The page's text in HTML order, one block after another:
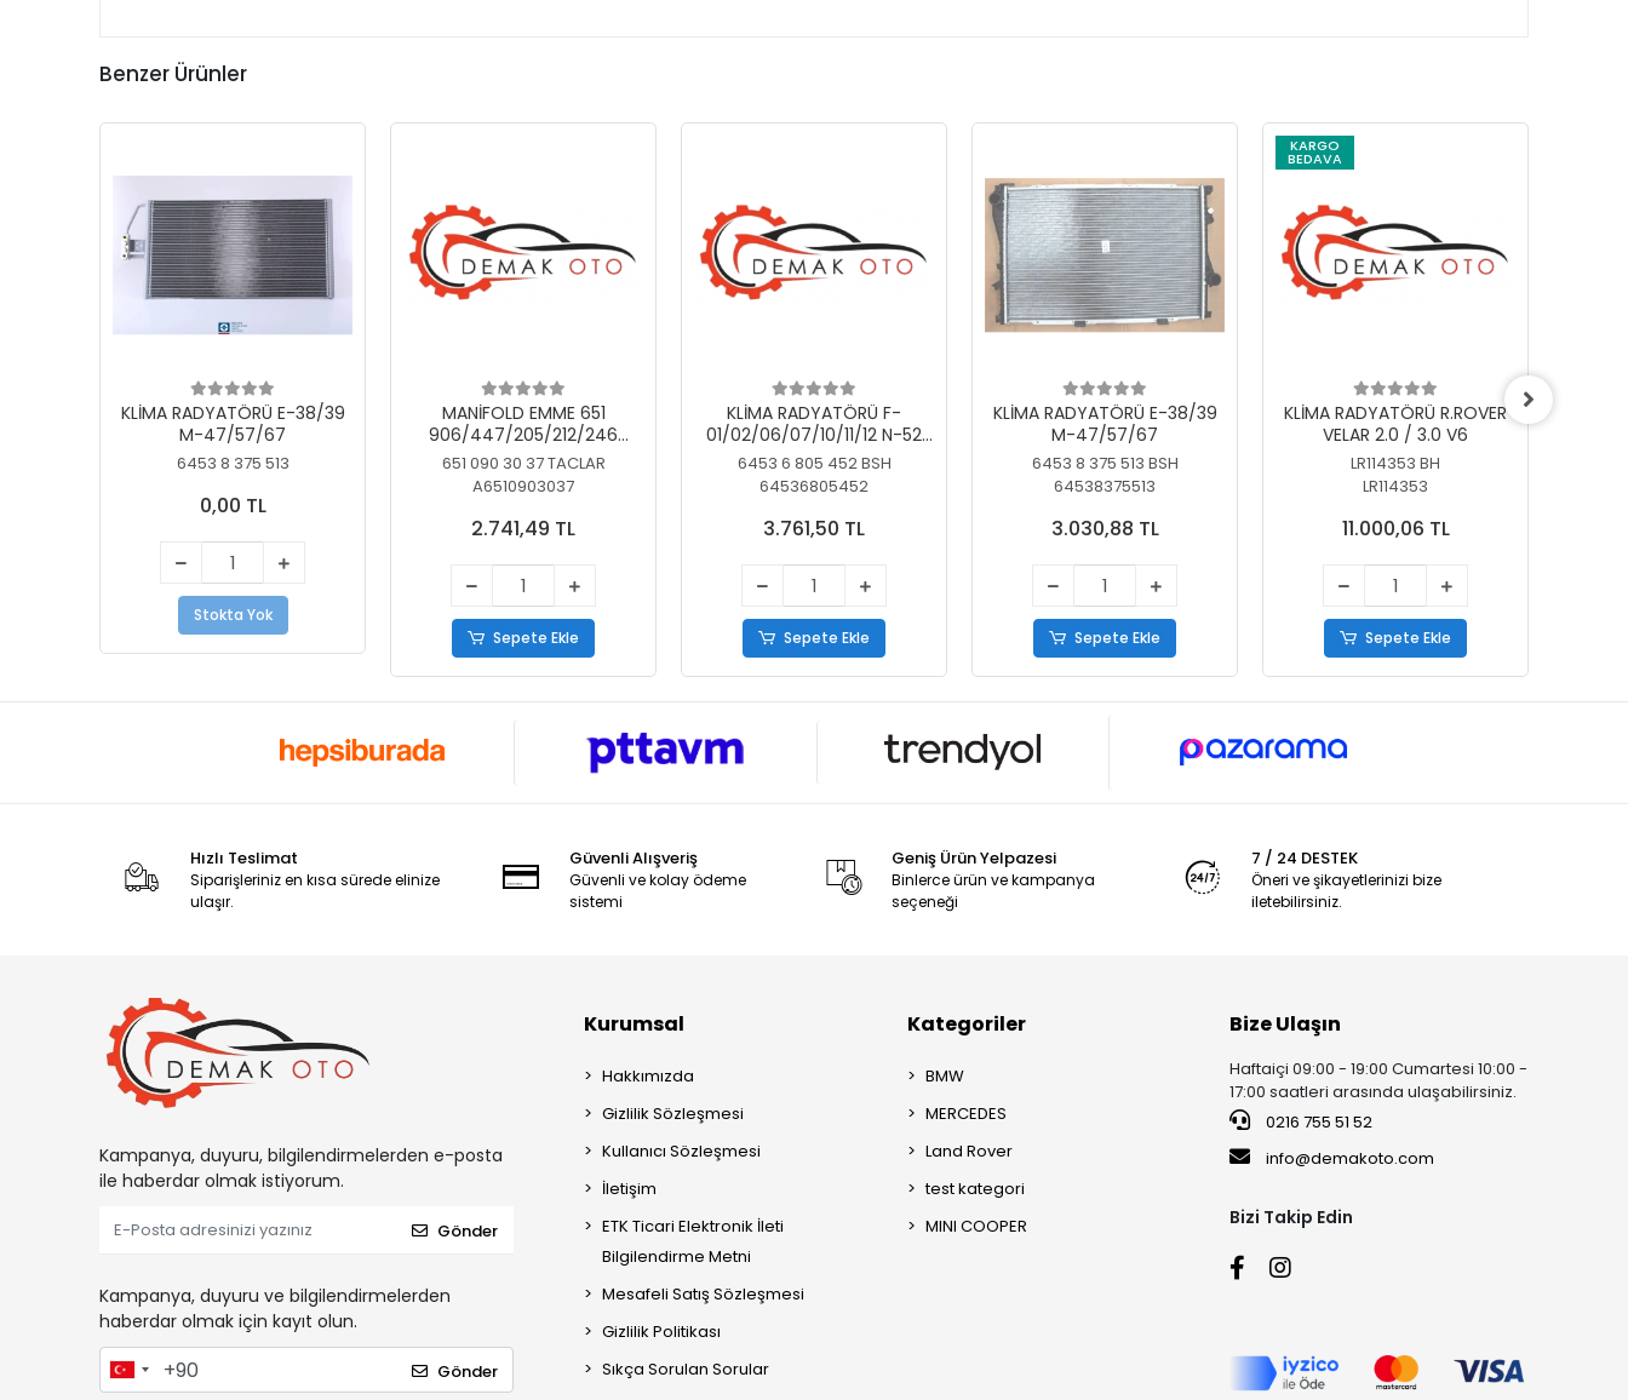
Benzer Ürünler
KLİMA RADYATÖRÜ E-38/39
M-47/57/67
6453 8 375 513
0,00 TL
Stokta Yok
MANİFOLD EMME 651
906/447/205/212/246
KELEBEKSİZ
651 090 30 37 TACLAR
A6510903037
2.741,49 TL
Sepete Ekle
KLİMA RADYATÖRÜ F-
01/02/06/07/10/11/12 N-52
N/N-53/57/63
6453 6 805 452 BSH
64536805452
3.761,50 TL
Sepete Ekle
KLİMA RADYATÖRÜ E-38/39
M-47/57/67
6453 8 375 513 BSH
64538375513
3.030,88 TL
Sepete Ekle
KARGO
BEDAVA
KLİMA RADYATÖRÜ R.ROVER
VELAR 2.0 / 3.0 V6
LR114353 BH
LR114353
11.000,06 TL
Sepete Ekle
Hızlı Teslimat
Siparişleriniz en kısa sürede elinize
ulaşır.
Güvenli Alışveriş
Güvenli ve kolay ödeme
sistemi
Geniş Ürün Yelpazesi
Binlerce ürün ve kampanya
seçeneği
7 / 24 DESTEK
Öneri ve şikayetlerinizi bize
iletebilirsiniz.
Kampanya, duyuru, bilgilendirmelerden e-posta
ile haberdar olmak istiyorum.
Gönder
Kampanya, duyuru ve bilgilendirmelerden
haberdar olmak için kayıt olun.
Gönder
Kurumsal
Hakkımızda
Gizlilik Sözleşmesi
Kullanıcı Sözleşmesi
İletişim
ETK Ticari Elektronik İleti
Bilgilendirme Metni
Mesafeli Satış Sözleşmesi
Gizlilik Politikası
Sıkça Sorulan Sorular
Kategoriler
BMW
MERCEDES
Land Rover
test kategori
MINI COOPER
Bize Ulaşın
Haftaiçi 09:00 - 19:00 Cumartesi 10:00 -
17:00 saatleri arasında ulaşabilirsiniz.
0216 755 51 52
info@demakoto.com
Bizi Takip Edin